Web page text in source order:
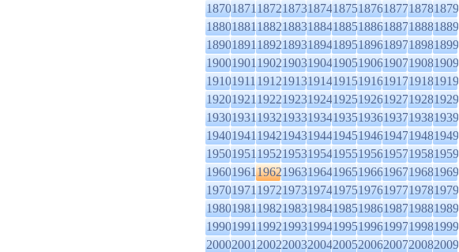
1870187118721873187418751876187718781879
1880188118821883188418851886188718881889
1890189118921893189418951896189718981899
1900190119021903190419051906190719081909
1910191119121913191419151916191719181919
1920192119221923192419251926192719281929
1930193119321933193419351936193719381939
1940194119421943194419451946194719481949
1950195119521953195419551956195719581959
1960196119621963196419651966196719681969
1970197119721973197419751976197719781979
1980198119821983198419851986198719881989
1990199119921993199419951996199719981999
2000200120022003200420052006200720082009